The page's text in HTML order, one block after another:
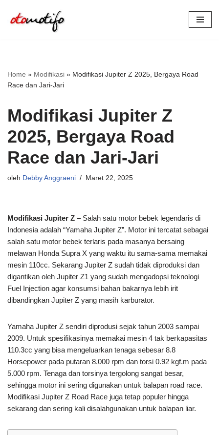
Lompat
Home » Modifikasi » Modifikasi Jupiter Z 2025, Bergaya Road
Race dan Jari-Jari
Modifikasi Jupiter Z
2025, Bergaya Road
Race dan Jari-Jari
oleh Debby Anggraeni Maret 22, 2025
Modifikasi Jupiter Z – Salah satu motor bebek legendaris di
Indonesia adalah “Yamaha Jupiter Z”. Motor ini tercatat sebagai
salah satu motor bebek terlaris pada masanya bersaing
melawan Honda Supra X yang waktu itu sama-sama memakai
mesin 110cc. Sekarang Jupiter Z sudah tidak diproduksi dan
digantikan oleh Jupiter Z1 yang sudah mengadopsi teknologi
Fuel Injection agar konsumsi bahan bakarnya lebih irit
dibandingkan Jupiter Z yang masih karburator.
Yamaha Jupiter Z sendiri diprodusi sejak tahun 2003 sampai
2009. Untuk spesifikasinya memakai mesin 4 tak berkapasitas
110.3cc yang bisa mengeluarkan tenaga sebesar 8.8
Horsepower pada putaran 8.000 rpm dan torsi 0.92 kgf.m pada
5.000 rpm. Tenaga dan torsinya tergolong sangat besar,
sehingga motor ini sering digunakan untuk balapan road race.
Modifikasi Jupiter Z Road Race juga tetap populer hingga
sekarang dan sering kali disalahgunakan untuk balapan liar.